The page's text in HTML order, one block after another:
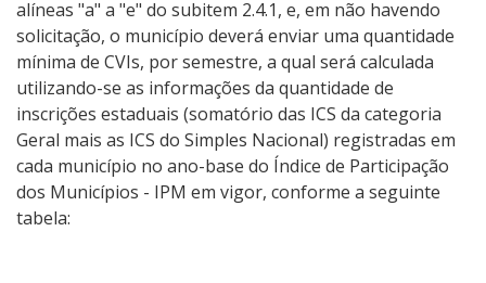
alíneas "a" a "e" do subitem 2.4.1, e, em não havendo
solicitação, o município deverá enviar uma quantidade
mínima de CVIs, por semestre, a qual será calculada
utilizando-se as informações da quantidade de
inscrições estaduais (somatório das ICS da categoria
Geral mais as ICS do Simples Nacional) registradas em
cada município no ano-base do Índice de Participação
dos Municípios - IPM em vigor, conforme a seguinte
tabela: